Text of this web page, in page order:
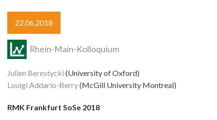
22.06.2018
Rhein-Main-Kolloquium
Julien Berestycki (University of Oxford)
Louigi Addario-Berry(McGill University Montreal)
RMK Frankfurt SoSe 2018